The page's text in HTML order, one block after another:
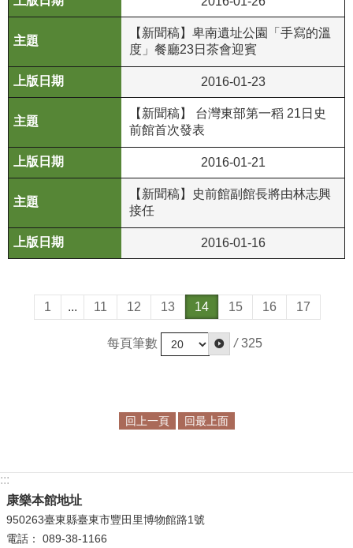
【新聞稿】卑南遺址公園「手寫的溫
度」餐廳23日茶會迎賓
2016-01-23
【新聞稿】 台灣東部第一稻 21日史
前館首次發表
2016-01-21
【新聞稿】史前館副館長將由林志興
接任
2016-01-16
1 ... 11 12 13 14 15 16 17
每頁筆數 / 325
回上一頁 回最上面
:::
康樂本館地址
950263臺東縣臺東市豐田里博物館路1號
電話： 089-38-1166